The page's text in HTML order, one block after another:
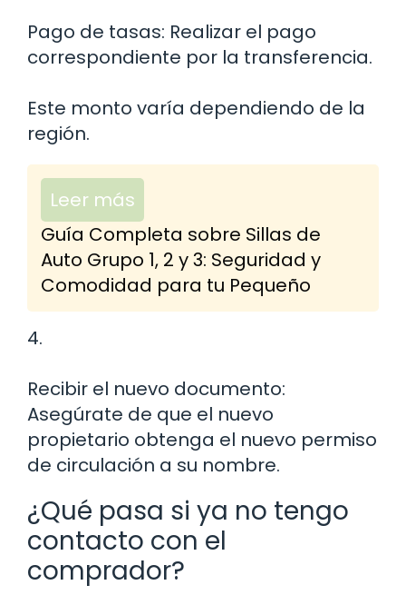
Pago de tasas: Realizar el pago
correspondiente por la transferencia.
Este monto varía dependiendo de la
región.
Leer más
Guía Completa sobre Sillas de
Auto Grupo 1, 2 y 3: Seguridad y
Comodidad para tu Pequeño
4.
Recibir el nuevo documento:
Asegúrate de que el nuevo
propietario obtenga el nuevo permiso
de circulación a su nombre.
¿Qué pasa si ya no tengo
contacto con el
comprador?